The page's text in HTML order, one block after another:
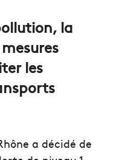
la
les
a décidé de